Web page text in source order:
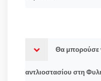
Θα μπορούσε
αντλιοστασίου στη